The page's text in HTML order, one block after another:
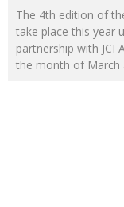
The 4th edition of
take place this year
partnership with JCI
the month of March